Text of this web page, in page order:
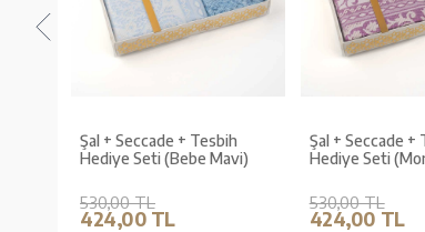
Şal + Seccade + Tesbih
Hediye Seti (Bebe Mavi)
530,00 TL
424,00 TL
Şal + Seccade +
Hediye Seti
530,00 TL
424,00 TL